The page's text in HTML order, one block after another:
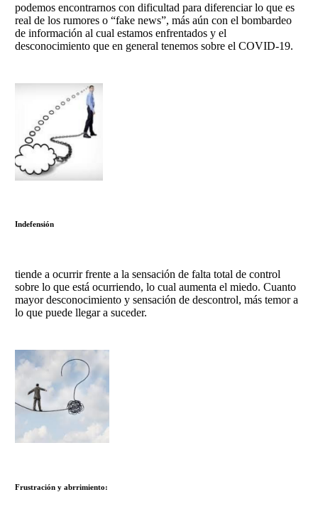
podemos encontrarnos con dificultad para diferenciar lo que es
real de los rumores o “fake news”, más aún con el bombardeo
de información al cual estamos enfrentados y el
desconocimiento que en general tenemos sobre el COVID-19.
Indefensión
tiende a ocurrir frente a la sensación de falta total de control
sobre lo que está ocurriendo, lo cual aumenta el miedo. Cuanto
mayor desconocimiento y sensación de descontrol, más temor a
lo que puede llegar a suceder.
Frustración y abrrimiento: